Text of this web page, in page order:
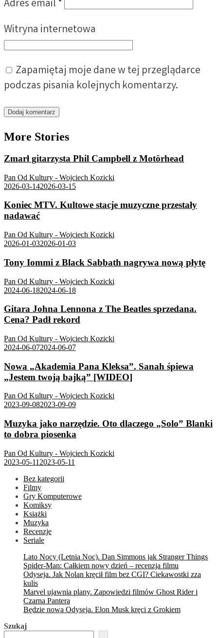
Adres email*
Witryna internetowa
Zapamiętaj moje dane w tej przeglądarce
podczas pisania kolejnych komentarzy.
More Stories
Zmarł gitarzysta Phil Campbell z Motörhead
Pan Od Kultury - Wojciech Kozicki
2026-03-142026-03-15
Koniec MTV. Kultowe stacje muzyczne przestały
nadawać
Pan Od Kultury - Wojciech Kozicki
2026-01-032026-01-03
Tony Iommi z Black Sabbath nagrywa nową płytę
Pan Od Kultury - Wojciech Kozicki
2024-06-182024-06-18
Gitara Johna Lennona z The Beatles sprzedana.
Cena? Padł rekord
Pan Od Kultury - Wojciech Kozicki
2024-06-072024-06-07
Nowa „Akademia Pana Kleksa”. Sanah śpiewa
„Jestem twoją bajką” [WIDEO]
Pan Od Kultury - Wojciech Kozicki
2023-09-082023-09-09
Muzyka jako narzędzie. Oto dlaczego „Solo” Blanki
to dobra piosenka
Pan Od Kultury - Wojciech Kozicki
2023-05-11 2023-05-11
Bez kategorii
Filmy
Gry Komputerowe
Komiksy
Książki
Muzyka
Recenzje
Seriale
Lato Nocy (Letnia Noc). Dan Simmons jak Stranger Things
Spider-Man: Całkiem nowy dzień – recenzja filmu
Odyseja. Jak Nolan kręcił film bez CGI? Ciekawostki zza
kulis
Marvel ujawnia plany. Zapowiedzi filmów Ghost Rider i
Czarna Pantera
Będzie nowa Odyseja. Elon Musk kręci z Grokiem
Szukaj